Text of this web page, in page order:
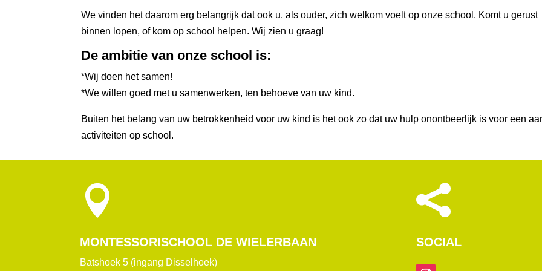
We vinden het daarom erg belangrijk dat ook u, als ouder, zich welkom voelt op onze school. Komt u gerust
binnen lopen, of kom op school helpen. Wij zien u graag!
De ambitie van onze school is:
*Wij doen het samen!
*We willen goed met u samenwerken, ten behoeve van uw kind.
Buiten het belang van uw betrokkenheid voor uw kind is het ook zo dat uw hulp onontbeerlijk is voor een
activiteiten op school.

MONTESSORISCHOOL DE WIELERBAAN
Batshoek 5 (ingang Disselhoek)

SOCIAL